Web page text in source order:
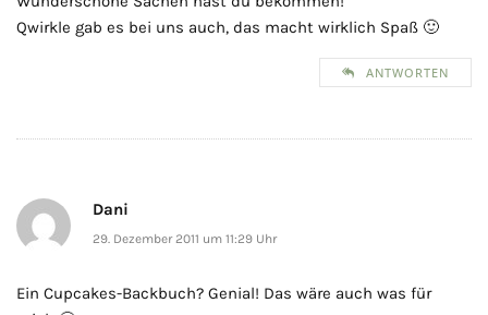
Qwirkle gab es bei uns auch, das macht wirklich Spaß 🙂
ANTWORTEN
Dani
29. Dezember 2011 um 11:29 Uhr
Ein Cupcakes-Backbuch? Genial! Das wäre auch was für